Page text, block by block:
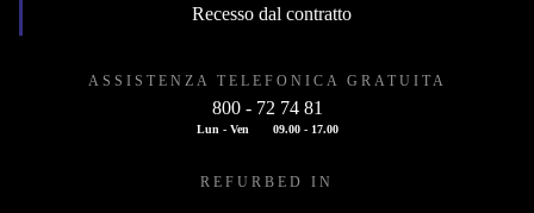
Recesso dal contratto
ASSISTENZA TELEFONICA GRATUITA
800 - 72 74 81
Lun - Ven 09.00 - 17.00
REFURBED IN